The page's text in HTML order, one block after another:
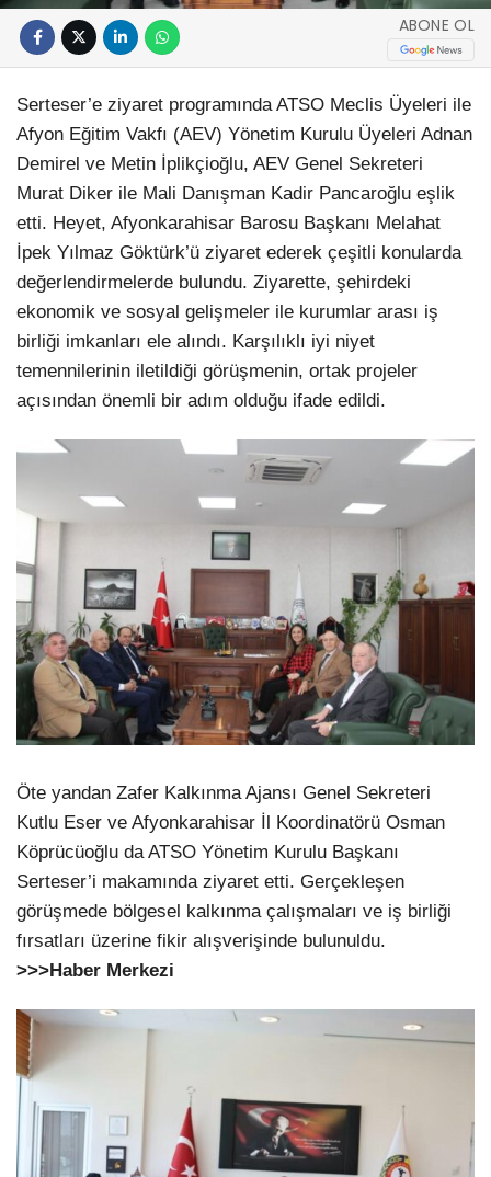
ABONE OL
Serteser’e ziyaret programında ATSO Meclis Üyeleri ile
Afyon Eğitim Vakfı (AEV) Yönetim Kurulu Üyeleri Adnan
Demirel ve Metin İplikçioğlu, AEV Genel Sekreteri
Murat Diker ile Mali Danışman Kadir Pancaroğlu eşlik
etti. Heyet, Afyonkarahisar Barosu Başkanı Melahat
İpek Yılmaz Göktürk’ü ziyaret ederek çeşitli konularda
değerlendirmelerde bulundu. Ziyarette, şehirdeki
ekonomik ve sosyal gelişmeler ile kurumlar arası iş
birliği imkanları ele alındı. Karşılıklı iyi niyet
temennilerinin iletildiği görüşmenin, ortak projeler
açısından önemli bir adım olduğu ifade edildi.
Öte yandan Zafer Kalkınma Ajansı Genel Sekreteri
Kutlu Eser ve Afyonkarahisar İl Koordinatörü Osman
Köprücüoğlu da ATSO Yönetim Kurulu Başkanı
Serteser’i makamında ziyaret etti. Gerçekleşen
görüşmede bölgesel kalkınma çalışmaları ve iş birliği
fırsatları üzerine fikir alışverişinde bulunuldu.
>>>Haber Merkezi